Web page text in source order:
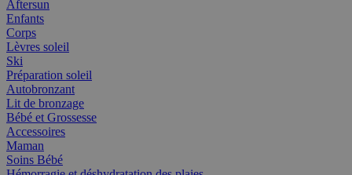
Aftersun
Enfants
Corps
Lèvres soleil
Ski
Préparation soleil
Autobronzant
Lit de bronzage
Bébé et Grossesse
Accessoires
Maman
Soins Bébé